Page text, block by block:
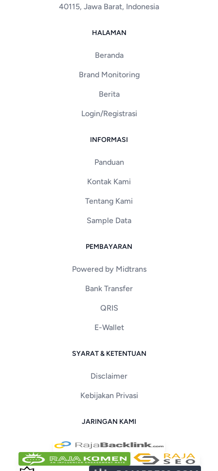
40115, Jawa Barat, Indonesia
HALAMAN
Beranda
Brand Monitoring
Berita
Login/Registrasi
INFORMASI
Panduan
Kontak Kami
Tentang Kami
Sample Data
PEMBAYARAN
Powered by Midtrans
Bank Transfer
QRIS
E-Wallet
SYARAT & KETENTUAN
Disclaimer
Kebijakan Privasi
JARINGAN KAMI